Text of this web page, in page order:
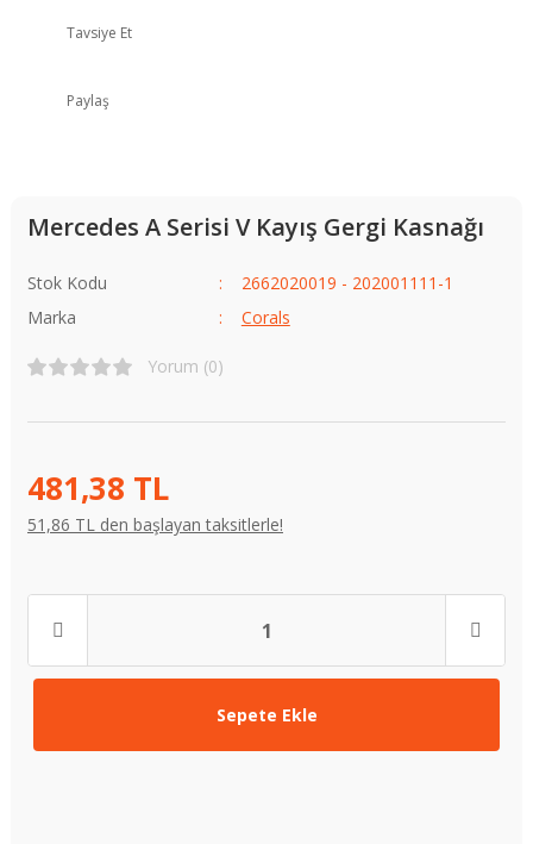
Tavsiye Et
Paylaş
Mercedes A Serisi V Kayış Gergi Kasnağı
Stok Kodu
2662020019 - 202001111-1
Marka
Corals
Yorum (0)
481,38 TL
51,86 TL den başlayan taksitlerle!
Sepete Ekle